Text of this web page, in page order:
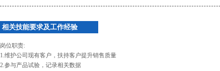
相关技能要求及工作经验
岗位职责:
1.维护公司现有客户，扶持客户提升销售质量
2.参与产品试验，记录相关数据